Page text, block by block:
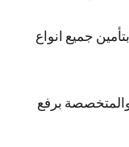
جميع انواع
والمتخصصة برفع